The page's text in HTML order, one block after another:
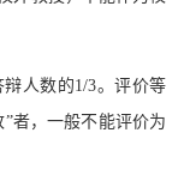
人数的1/3。评价等
者，一般不能评价为